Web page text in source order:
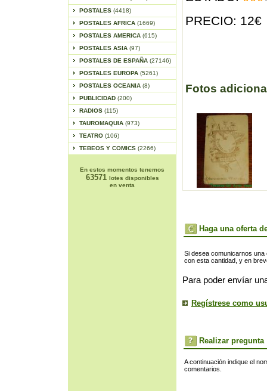
POSTALES (4418)
POSTALES AFRICA (1669)
POSTALES AMERICA (615)
POSTALES ASIA (97)
POSTALES DE ESPAÑA (27146)
POSTALES EUROPA (5261)
POSTALES OCEANIA (8)
PUBLICIDAD (200)
RADIOS (115)
TAUROMAQUIA (973)
TEATRO (106)
TEBEOS Y COMICS (2266)
En estos momentos tenemos
63571 lotes disponibles
en venta
PRECIO: 12€
Fotos
Haga una oferta
Si desea comunicarnos
con esta cantidad, y en
Para poder envíar
Regístrese como
Realizar pregunta
A continuación indique el
comentarios.